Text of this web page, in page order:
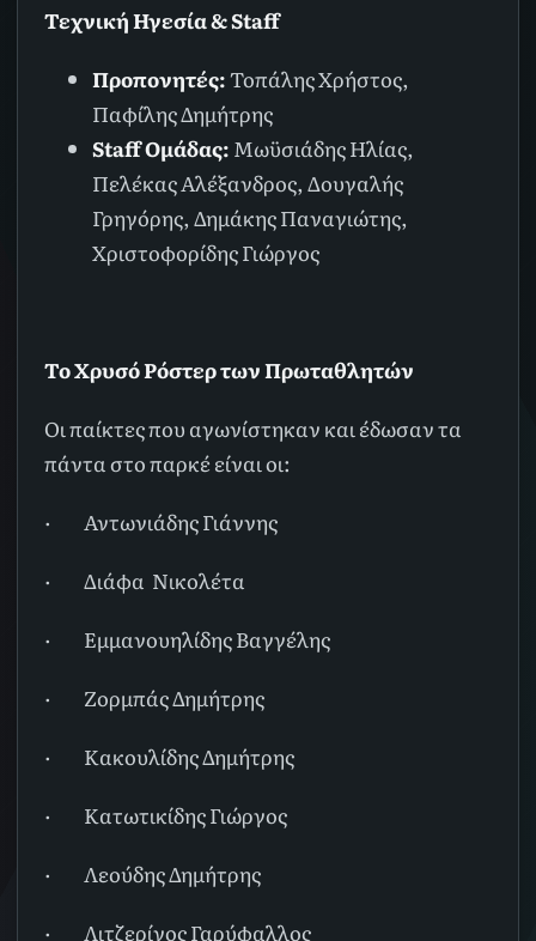
Τεχνική Ηγεσία & Staff
Προπονητές:Τοπάλης Χρήστος,
Παφίλης Δημήτρης
Staff Ομάδας: Μωϋσιάδης Ηλίας,
Πελέκας Αλέξανδρος, Δουγαλής
Γρηγόρης, Δημάκης Παναγιώτης,
Χριστοφορίδης Γιώργος
Το Χρυσό Ρόστερ των Πρωταθλητών
Οι παίκτες που αγωνίστηκαν και έδωσαν τα
πάντα στο παρκέ είναι οι:
· Αντωνιάδης Γιάννης
·Διάφα Νικολέτα
· Εμμανουηλίδης Βαγγέλης
· Ζορμπάς Δημήτρης
· Κακουλίδης Δημήτρης
· Κατωτικίδης Γιώργος
· Λεούδης Δημήτρης
· Λιτζερίνος Γαρύφαλλος